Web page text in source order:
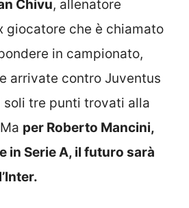
Chivu, allenatore
giocatore che è chiamato
in campionato,
arrivate contro Juventus
soli tre punti trovati alla
per Roberto Mancini,
in Serie A, il futuro sarà